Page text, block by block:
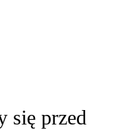
się przed